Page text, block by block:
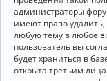
администраторы
имеют право
любую тему в любое
пользователь вы
будет храниться в
открыта третьим